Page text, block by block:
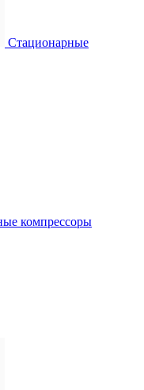
Стационарные
компрессоры